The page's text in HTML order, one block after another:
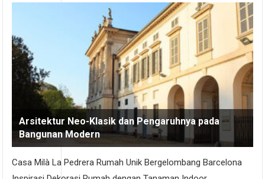
Arsitektur Neo-Klasik dan Pengaruhnya pada
Bangunan Modern
Casa Milà La Pedrera Rumah Unik Bergelombang Barcelona